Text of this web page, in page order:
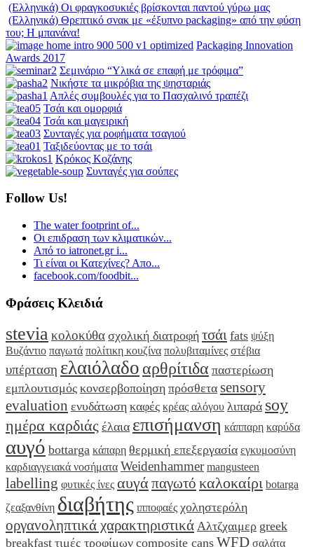
(Ελληνικά) Οι φραγκοσυκιές βρίσκονται παντού γύρω μας
(Ελληνικά) Θρεπτικό σνακ με «έξυπνο packaging» από την φύση
του; Η μπανάνα!
Packaging Innovation
Awards 2017
Σεμινάριο “Υλικά σε επαφή με τρόφιμα”
Νικήστε τα μικρόβια της ψησταριάς
Απλές συμβουλές για το Πασχαλινό τραπέζι
Τσάι και ομορφιά
Τσάι και μαγειρική
Συνταγές για ροφήματα τσαγιού
Ταξιδεύοντας με το τσάι
Κρόκος Κοζάνης
Συνταγές για σούπες
Follow Us!
The water footprint of...
Οι επιδραση των κλιματικών...
Από το iatronet.gr i...
Τι είναι οι Κατεχίνες? Απο...
facebook.com/foodbit...
Φράσεις Κλειδιά
stevia κολοκύθα σχολική διατροφή τσάι fats ψύξη
Βυζάντιο παγωτά πολίτικη κουζίνα πολυβιταμίνες στέβια
υπέρταση ελαιόλαδο αρθρίτιδα παστερίωση
εμπλουτισμός κονσερβοποίηση πρόσθετα sensory
evaluation ενυδάτωση καφές κρέας αλόγου λιπαρά soy
ημέρα καρδιάς έλαια επισήμανση κάππαρη καρύδα
αυγό bottarga κάπαρη θερμική επεξεργασία εγκυμοσύνη
καρδιαγγειακά νοσήματα Weidenhammer mangusteen
labelling φυτικές ίνες αυγά παγωτό καλοκαίρι botarga
ζεαξανθίνη διαβήτης ιπποφαές χοληστερόλη
οργανοληπτικά χαρακτηριστικά Αλτζχαιμερ greek
breakfast τιμές τροφίμων composite cans WFD σαλάτα